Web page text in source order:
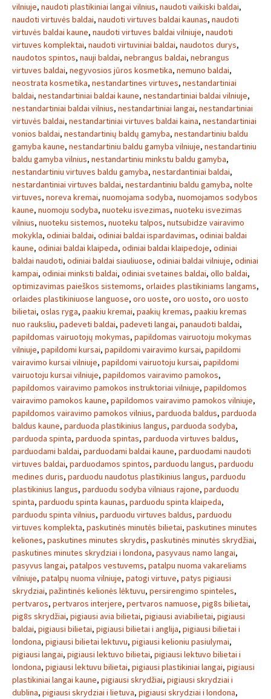
vilniuje, naudoti plastikiniai langai vilnius, naudoti vaikiski baldai,
naudoti virtuvės baldai, naudoti virtuves baldai kaunas, naudoti
virtuvės baldai kaune, naudoti virtuves baldai vilniuje, naudoti
virtuves komplektai, naudoti virtuviniai baldai, naudotos durys,
naudotos spintos, nauji baldai, nebrangus baldai, nebrangus
virtuves baldai, negyvosios jūros kosmetika, nemuno baldai,
neostrata kosmetika, nestandartines virtuves, nestandartiniai
baldai, nestandartiniai baldai kaune, nestandartiniai baldai vilniuje,
nestandartiniai baldai vilnius, nestandartiniai langai, nestandartiniai
virtuvės baldai, nestandartiniai virtuves baldai kaina, nestandartiniai
vonios baldai, nestandartinių baldų gamyba, nestandartiniu baldu
gamyba kaune, nestandartiniu baldu gamyba vilniuje, nestandartiniu
baldu gamyba vilnius, nestandartiniu minkstu baldu gamyba,
nestandartiniu virtuves baldu gamyba, nestardantiniai baldai,
nestardantiniai virtuves baldai, nestardantiniu baldu gamyba, nolte
virtuves, noreva kremai, nuomojama sodyba, nuomojamos sodybos
kaune, nuomoju sodyba, nuoteku isvezimas, nuoteku isvezimas
vilnius, nuoteku sistemos, nuoteku talpos, nutsubidze vairavimo
mokykla, odiniai baldai, odiniai baldai ispardavimas, odiniai baldai
kaune, odiniai baldai klaipeda, odiniai baldai klaipedoje, odiniai
baldai naudoti, odiniai baldai siauliuose, odiniai baldai vilniuje, odiniai
kampai, odiniai minksti baldai, odiniai svetaines baldai, ollo baldai,
optimizavimas paieškos sistemoms, orlaides plastikiniams langams,
orlaides plastikiniuose languose, oro uoste, oro uosto, oro uosto
bilietai, oslas ryga, paakiu kremai, paakių kremas, paakiu kremas
nuo rauksliu, padeveti baldai, padeveti langai, panaudoti baldai,
papildomas vairuotojų mokymas, papildomas vairuotoju mokymas
vilniuje, papildomi kursai, papildomi vairavimo kursai, papildomi
vairavimo kursai vilniuje, papildomi vairuotoju kursai, papildomi
vairuotoju kursai vilniuje, papildomos vairavimo pamokos,
papildomos vairavimo pamokos instruktoriai vilniuje, papildomos
vairavimo pamokos kaune, papildomos vairavimo pamokos vilniuje,
papildomos vairavimo pamokos vilnius, parduoda baldus, parduoda
baldus kaune, parduoda plastikinius langus, parduoda sodyba,
parduoda spinta, parduoda spintas, parduoda virtuves baldus,
parduodami baldai, parduodami baldai kaune, parduodami naudoti
virtuves baldai, parduodamos spintos, parduodu langus, parduodu
medines duris, parduodu naudotus plastikinius langus, parduodu
plastikinius langus, parduodu sodyba vilniaus rajone, parduodu
spinta, parduodu spinta kaunas, parduodu spinta klaipeda,
parduodu spinta vilnius, parduodu virtuves baldus, parduodu
virtuves komplekta, paskutinės minutės bilietai, paskutines minutes
keliones, paskutines minutes skrydis, paskutinės minutės skrydžiai,
paskutines minutes skrydziai i londona, pasyvaus namo langai,
pasyvus langai, patalpos vestuvems, patalpu nuoma vakareliams
vilniuje, patalpų nuoma vilniuje, patogi virtuve, patys pigiausi
skrydziai, pažintinės kelionės lėktuvu, persirengimo spinteles,
pertvaros, pertvaros interjere, pertvaros namuose, pig8s bilietai,
pig8s skrydžiai, pigiausi avia bilietai, pigiausi aviabilietai, pigiausi
baldai, pigiausi bilietai, pigiausi bilietai i anglija, pigiausi bilietai i
londona, pigiausi bilietai lektuvu, pigiausi kelioniu pasiulymai,
pigiausi langai, pigiausi lektuvo bilietai, pigiausi lektuvo bilietai i
londona, pigiausi lektuvu bilietai, pigiausi plastikiniai langai, pigiausi
plastikiniai langai kaune, pigiausi skrydžiai, pigiausi skrydziai i
dublina, pigiausi skrydziai i lietuva, pigiausi skrydziai i londona,